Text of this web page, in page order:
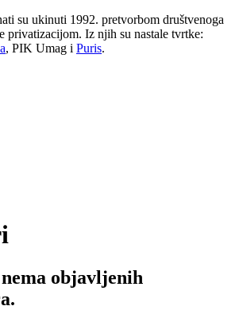
su ukinuti 1992. pretvorbom društvenoga
privatizacijom. Iz njih su nastale tvrtke:
, PIK Umag i Puris.
objavljenih